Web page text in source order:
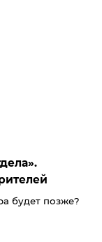
будет позже?